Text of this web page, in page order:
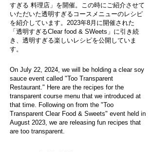
すぎる 料理店」を開催。この時にご紹介させて
いただいた透明すぎるコースメニューのレシピ
を紹介しています。2023年8月に開催された
「透明すぎるClear food & SWeets」に引き続
き、透明すぎる楽しいレシピを公開していま
す。
On July 22, 2024, we will be holding a clear soy
sauce event called "Too Transparent
Restaurant." Here are the recipes for the
transparent course menu that we introduced at
that time. Following on from the "Too
Transparent Clear Food & Sweets" event held in
August 2023, we are releasing fun recipes that
are too transparent.